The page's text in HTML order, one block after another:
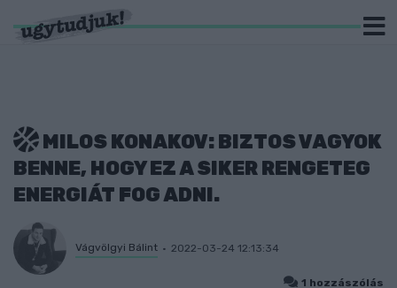
MILOS KONAKOV: BIZTOS VAGYOK
BENNE, HOGY EZ A SIKER RENGETEG
ENERGIÁT FOG ADNI.
Vágvölgyi Bálint 2022-03-24 12:13:34
1 hozzászólás